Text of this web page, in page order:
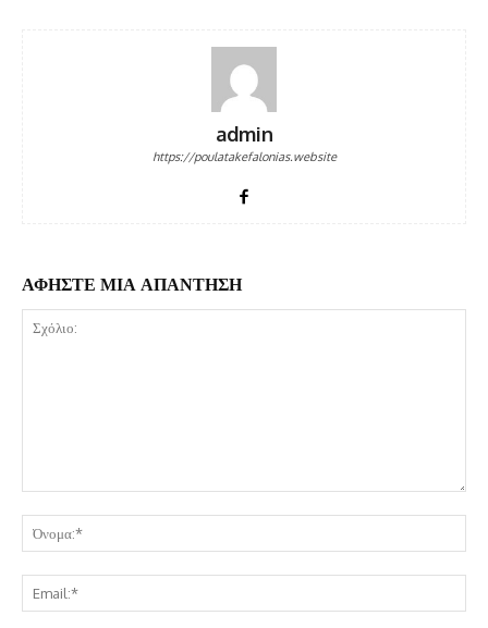
admin
https://poulatakefalonias.website
ΑΦΗΣΤΕ ΜΙΑ ΑΠΑΝΤΗΣΗ